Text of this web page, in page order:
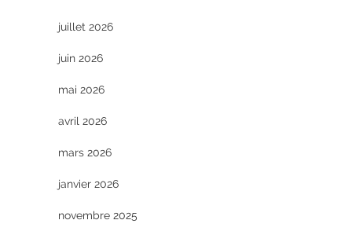
juillet 2026
juin 2026
mai 2026
avril 2026
mars 2026
janvier 2026
novembre 2025